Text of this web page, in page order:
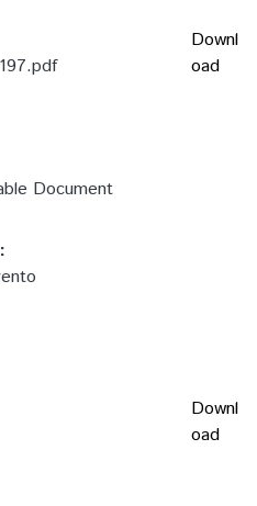
Document
Downl
oad
Downl
oad